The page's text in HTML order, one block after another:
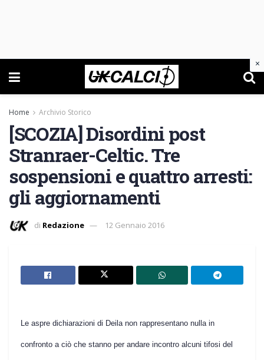
Home Archivio Storico
[SCOZIA] Disordini post
Stranraer-Celtic. Tre
sospensioni e quattro arresti:
gli aggiornamenti
di Redazione 12 Gennaio 2016
Le aspre dichiarazioni di Deila non rappresentano nulla in
confronto a ciò che stanno per andare incontro alcuni tifosi del
×